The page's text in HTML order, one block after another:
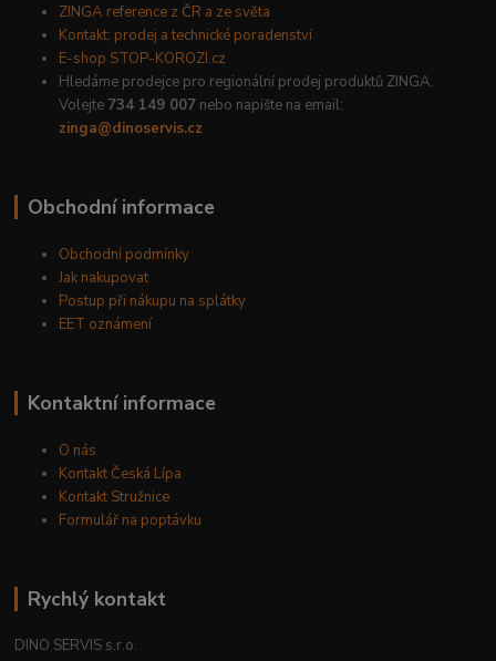
ZINGA reference z ČR a ze světa
Kontakt: prodej a technické poradenství
E-shop STOP-KOROZI.cz
Hledáme prodejce pro regionální prodej produktů ZINGA.
Volejte 734 149 007 nebo napište na email:
zinga@dinoservis.cz
Obchodní informace
Obchodní podmínky
Jak nakupovat
Postup při nákupu na splátky
EET oznámení
Kontaktní informace
O nás
Kontakt Česká Lípa
Kontakt Stružnice
Formulář na poptávku
Rychlý kontakt
DINO SERVIS s.r.o.